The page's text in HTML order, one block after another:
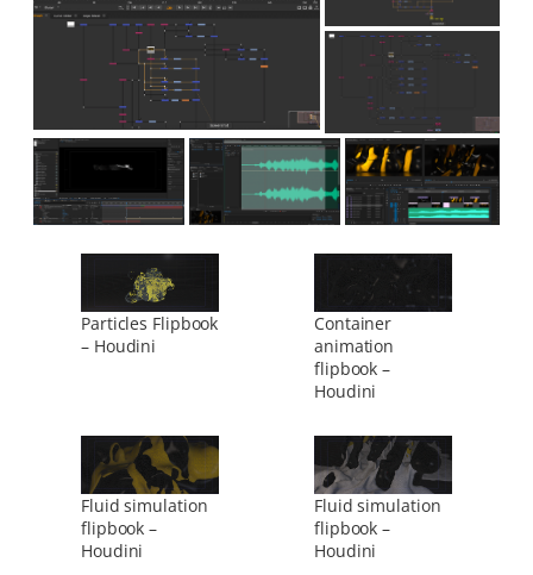
Particles Flipbook
– Houdini
Container
animation
flipbook –
Houdini
Fluid simulation
flipbook –
Houdini
Fluid simulation
flipbook –
Houdini